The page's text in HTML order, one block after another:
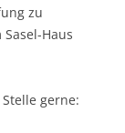
zu
Haus
gerne: